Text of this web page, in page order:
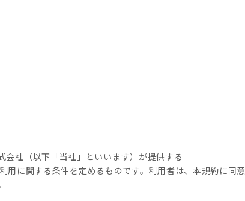
社（以下「当社」といいます）が提供する
に関する条件を定めるものです。利用者は、本規約に同意